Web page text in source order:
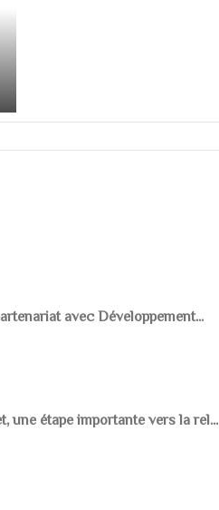
avec Développement...
une étape importante vers la rel...